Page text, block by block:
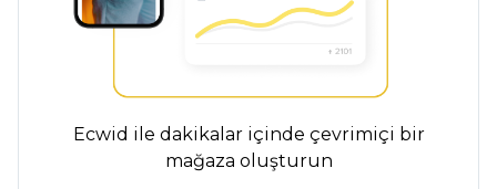
Ecwid ile dakikalar içinde çevrimiçi bir
mağaza oluşturun